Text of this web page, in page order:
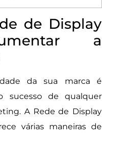
de Display
a
da sua marca é
sucesso de qualquer
A Rede de Display
várias maneiras de